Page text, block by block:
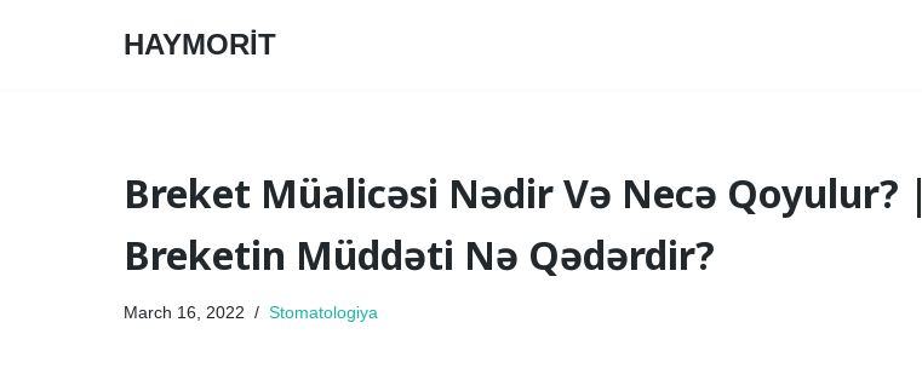
HAYMORİT
Breket Müalicəsi Nədir Və Necə Qoyulur? |
Breketin Müddəti Nə Qədərdir?
March 16, 2022 Stomatologiya